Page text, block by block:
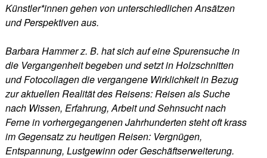
Künstler*innen gehen von unterschiedlichen Ansätzen
und Perspektiven aus.
Barbara Hammer z. B. hat sich auf eine Spurensuche in
die Vergangenheit begeben und setzt in Holzschnitten
und Fotocollagen die vergangene Wirklichkeit in Bezug
zur aktuellen Realität des Reisens: Reisen als Suche
nach Wissen, Erfahrung, Arbeit und Sehnsucht nach
Ferne in vorhergegangenen Jahrhunderten steht oft krass
im Gegensatz zu heutigen Reisen: Vergnügen,
Entspannung, Lustgewinn oder Geschäftserweiterung.